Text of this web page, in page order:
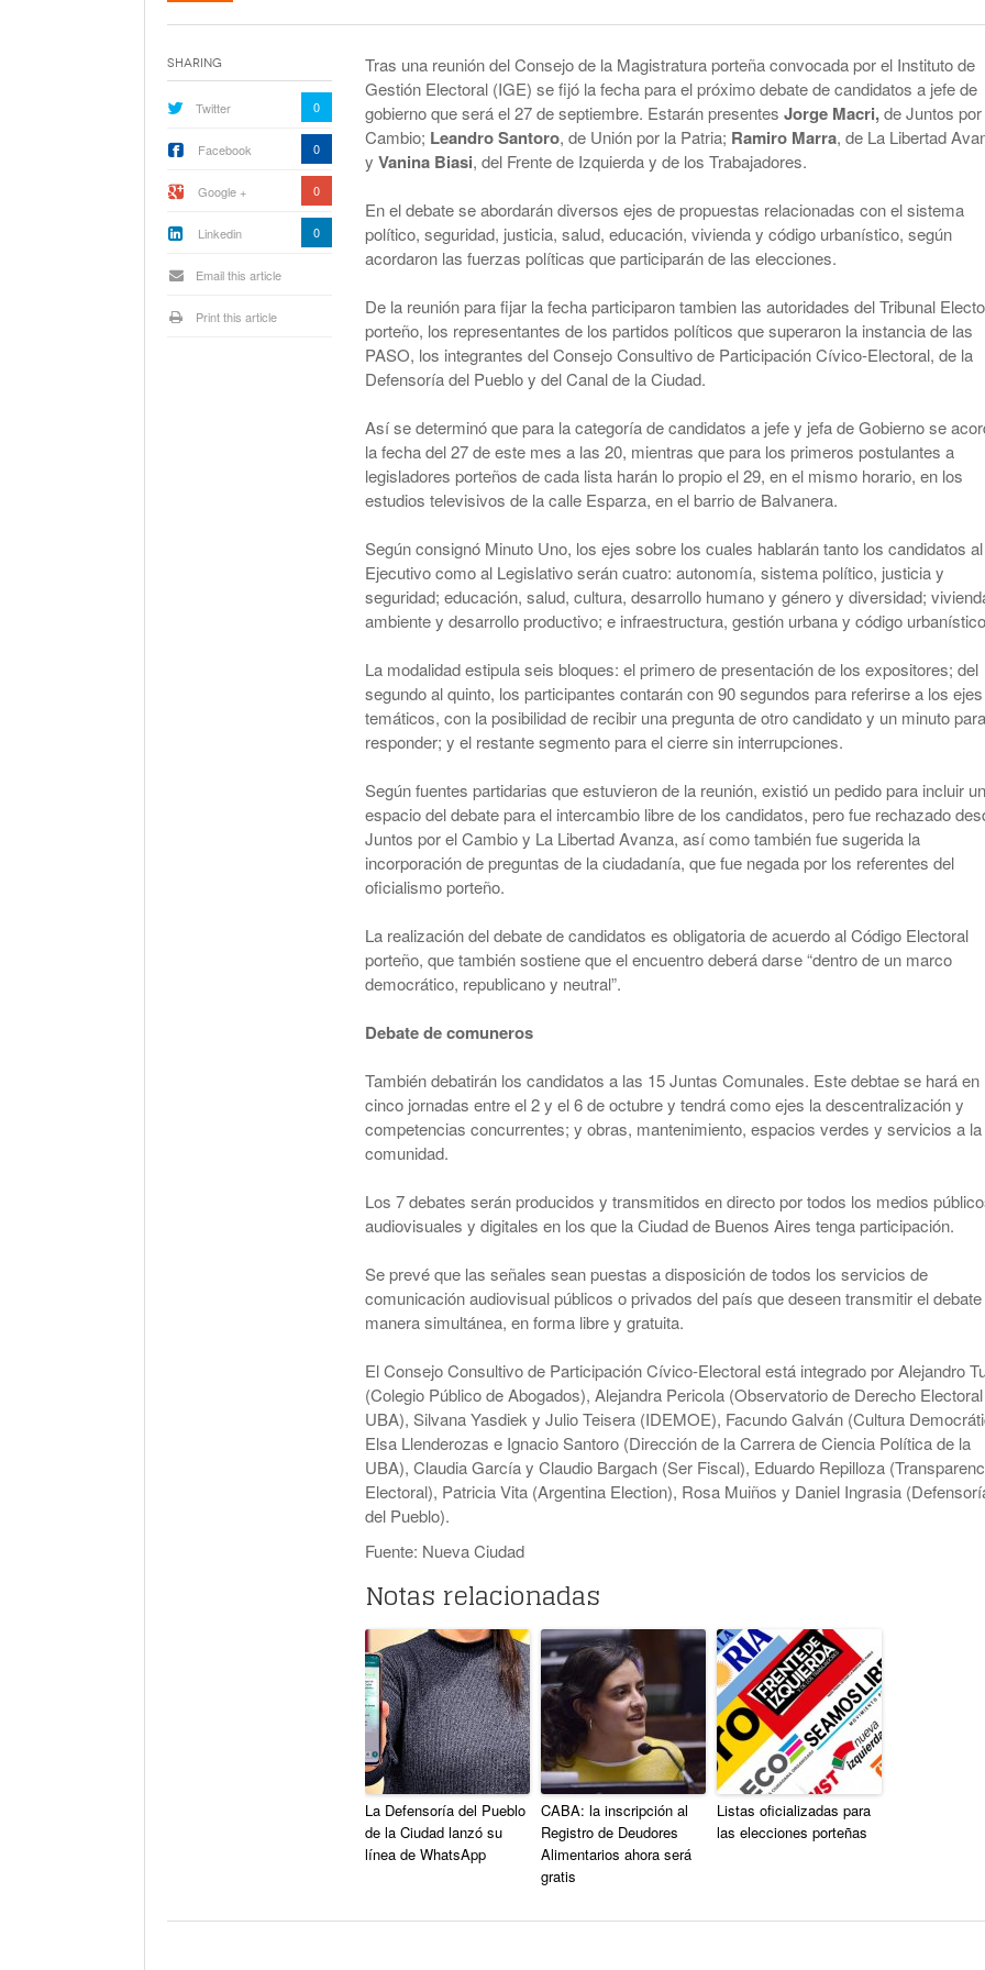
De Selección De Jueces Por Fuera De La
Nueva York
Expectativa Por La Cumbre Entre Milei Y
Bomba Electoral: El Gobierno Saca
Retenciones A Los Granos
Van A Investigar La Ruta Del Fentanilo Mortal Cristina No Quiso Devolver Ni Un Sólo Peso
Orden Judicial En Estados Unidos Para
Congelar 280 Millones Vinculados A $LIBRA
Voluntario: “Fuego Sagrado”
Kicillof Lanzo El MDF Con Una Demostración
De Fuerza Que Lo Ubica En La Primera Línea
De La Oposición A Milei- 1 year ago
Axel Kicillof Despidió A Pepe Mujica Y Pidió
ago
View All
Tras una reunión del Consejo de la Magistratura porteña convocada por el Instituto de
Gestión Electoral (IGE) se fijó la fecha para el próximo debate de candidatos a jefe de
gobierno que será el 27 de septiembre. Estarán presentes Jorge Macri,de Juntos
Cambio; Leandro Santoro, de Unión por la Patria; Ramiro Marra, de La Libertad
y Vanina Biasi, del Frente de Izquierda y de los Trabajadores.
En el debate se abordarán diversos ejes de propuestas relacionadas con el sistema
político, seguridad, justicia, salud, educación, vivienda y código urbanístico, según
acordaron las fuerzas políticas que participarán de las elecciones.
De la reunión para fijar la fecha participaron tambien las autoridades del Tribunal
porteño, los representantes de los partidos políticos que superaron la instancia de las
PASO, los integrantes del Consejo Consultivo de Participación Cívico-Electoral, de la
Defensoría del Pueblo y del Canal de la Ciudad.
Así se determinó que para la categoría de candidatos a jefe y jefa de Gobierno se
la fecha del 27 de este mes a las 20, mientras que para los primeros postulantes a
legisladores porteños de cada lista harán lo propio el 29, en el mismo horario, en los
estudios televisivos de la calle Esparza, en el barrio de Balvanera.
Según consignó Minuto Uno, los ejes sobre los cuales hablarán tanto los candidatos al
Ejecutivo como al Legislativo serán cuatro: autonomía, sistema político, justicia y
seguridad; educación, salud, cultura, desarrollo humano y género y diversidad;
ambiente y desarrollo productivo; e infraestructura, gestión urbana y código
La modalidad estipula seis bloques: el primero de presentación de los expositores; del
segundo al quinto, los participantes contarán con 90 segundos para referirse a los ejes
temáticos, con la posibilidad de recibir una pregunta de otro candidato y un minuto para
responder; y el restante segmento para el cierre sin interrupciones.
Según fuentes partidarias que estuvieron de la reunión, existió un pedido para incluir un
espacio del debate para el intercambio libre de los candidatos, pero fue rechazado
Juntos por el Cambio y La Libertad Avanza, así como también fue sugerida la
incorporación de preguntas de la ciudadanía, que fue negada por los referentes del
oficialismo porteño.
La realización del debate de candidatos es obligatoria de acuerdo al Código Electoral
porteño, que también sostiene que el encuentro deberá darse “dentro de un marco
democrático, republicano y neutral”.
Debate de comuneros
También debatirán los candidatos a las 15 Juntas Comunales. Este debtae se hará en
cinco jornadas entre el 2 y el 6 de octubre y tendrá como ejes la descentralización y
competencias concurrentes; y obras, mantenimiento, espacios verdes y servicios a la
comunidad.
Los 7 debates serán producidos y transmitidos en directo por todos los medios
audiovisuales y digitales en los que la Ciudad de Buenos Aires tenga participación.
Se prevé que las señales sean puestas a disposición de todos los servicios de
comunicación audiovisual públicos o privados del país que deseen transmitir el
manera simultánea, en forma libre y gratuita.
El Consejo Consultivo de Participación Cívico-Electoral está integrado por Alejandro
(Colegio Público de Abogados), Alejandra Pericola (Observatorio de Derecho Electoral
UBA), Silvana Yasdiek y Julio Teisera (IDEMOE), Facundo Galván (Cultura
Elsa Llenderozas e Ignacio Santoro (Dirección de la Carrera de Ciencia Política de la
UBA), Claudia García y Claudio Bargach (Ser Fiscal), Eduardo Repilloza
Electoral), Patricia Vita (Argentina Election), Rosa Muiños y Daniel Ingrasia
del Pueblo).
Fuente: Nueva Ciudad
Notas relacionadas
La Defensoría del Pueblo
de la Ciudad lanzó su
línea de WhatsApp
CABA: la inscripción al
Registro de Deudores
Alimentarios ahora será
gratis
Listas oficializadas para
las elecciones porteñas
Sharing
Twitter 0
Facebook 0
Google + 0
Linkedin 0
Email this article
Print this article